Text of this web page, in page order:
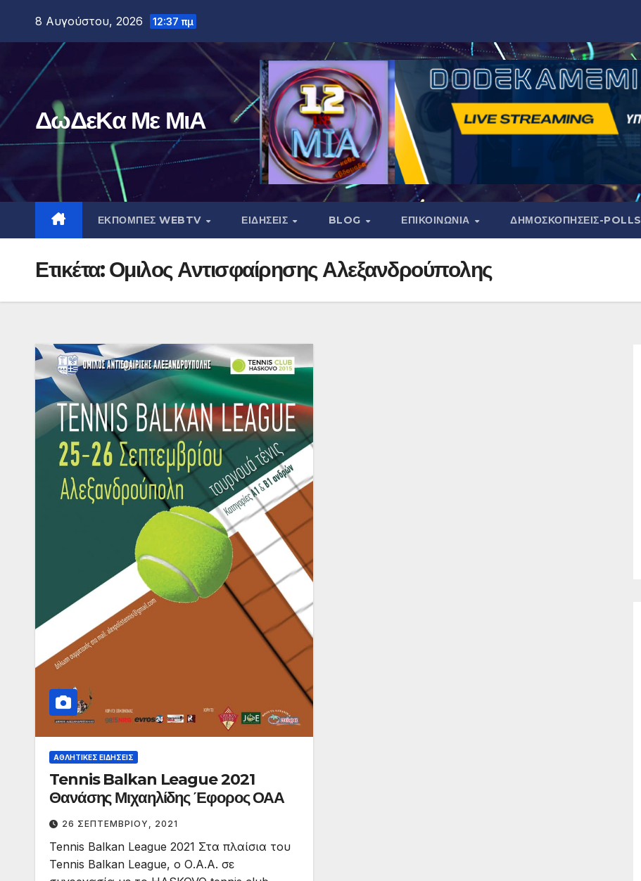
περιεχόμενο
8 Αυγούστου, 2026 12:37 πμ
ΔωΔεΚα Με ΜιΑ
ΕΚΠΟΜΠΕΣ WEBTV ΕΙΔΗΣΕΙΣ BLOG ΕΠΙΚΟΙΝΩΝΙΑ ΔΗΜΟΣΚΟΠΉΣΕΙΣ-POLLS
Ετικέτα:Ομιλος Αντισφαίρησης Αλεξανδρούπολης
ΑΘΛΗΤΙΚΈΣ ΕΙΔΉΣΕΙΣ
Tennis Balkan League 2021
Θανάσης Μιχαηλίδης Έφορος ΟΑΑ
26 ΣΕΠΤΕΜΒΡΊΟΥ, 2021
Tennis Balkan League 2021 Στα πλαίσια του
Tennis Balkan League, ο Ο.Α.Α. σε